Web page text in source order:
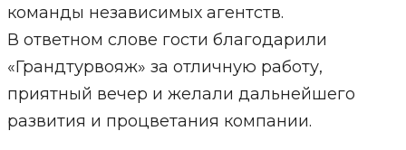
команды независимых агентств.
В ответном слове гости благодарили
«Грандтурвояж» за отличную работу,
приятный вечер и желали дальнейшего
развития и процветания компании.